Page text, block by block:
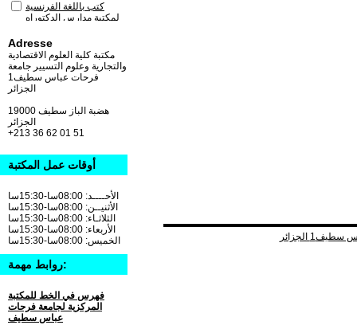
كتب باللغة الفرنسية
لمكتبة مدارس الدكتوراه
Adresse
مكتبة كلية العلوم الاقتصادية
والتجارية وعلوم التسيير جامعة
فرحات عباس سطيف1
الجزائر
19000 هضبة الباز سطيف
+213 36 62 01 51
أوقات عمل المكتبة
الأحــــد: 08:00سا-15:30سا
الأثنيــن: 08:00سا-15:30سا
الثلاثـاء: 08:00سا-15:30سا
الأربعاء: 08:00سا-15:30سا
الخميس: 08:00سا-15:30سا
روابط مهمة:
فهرس في الخط للمكتبة
المركزية لجامعة فرحات
عباس سطيف